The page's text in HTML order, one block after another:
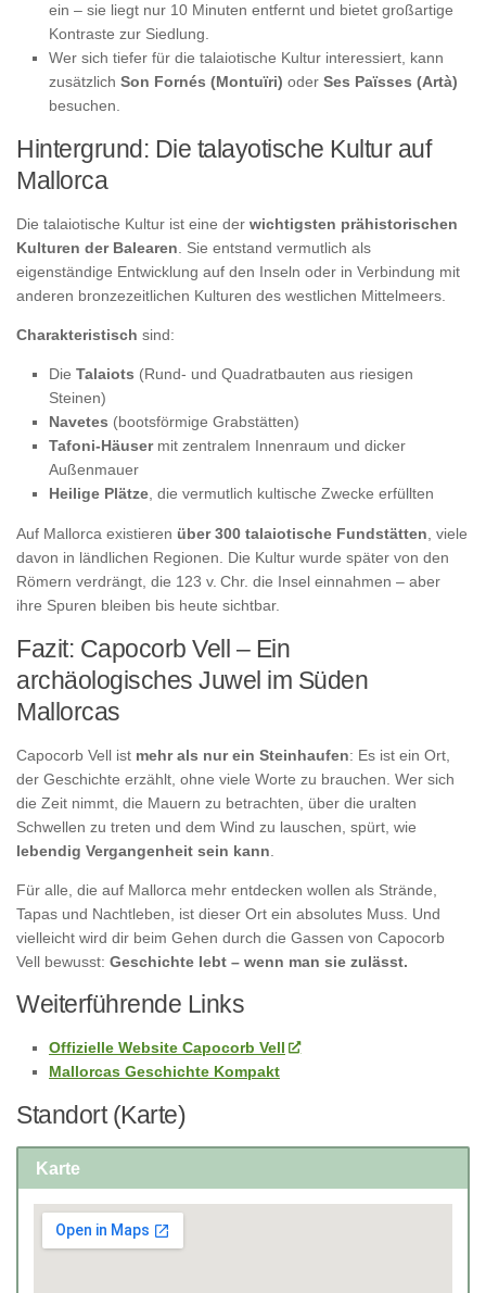
ein – sie liegt nur 10 Minuten entfernt und bietet großartige
Kontraste zur Siedlung.
Wer sich tiefer für die talaiotische Kultur interessiert, kann
zusätzlich Son Fornés (Montuïri) oder Ses Païsses (Artà)
besuchen.
Hintergrund: Die talayotische Kultur auf
Mallorca
Die talaiotische Kultur ist eine der wichtigsten prähistorischen
Kulturen der Balearen. Sie entstand vermutlich als
eigenständige Entwicklung auf den Inseln oder in Verbindung mit
anderen bronzezeitlichen Kulturen des westlichen Mittelmeers.
Charakteristisch sind:
Die Talaiots (Rund- und Quadratbauten aus riesigen
Steinen)
Navetes (bootsförmige Grabstätten)
Tafoni-Häusermit zentralem Innenraum und dicker
Außenmauer
Heilige Plätze, die vermutlich kultische Zwecke erfüllten
Auf Mallorca existieren über 300 talaiotische Fundstätten, viele
davon in ländlichen Regionen. Die Kultur wurde später von den
Römern verdrängt, die 123 v. Chr. die Insel einnahmen – aber
ihre Spuren bleiben bis heute sichtbar.
Fazit: Capocorb Vell – Ein
archäologisches Juwel im Süden
Mallorcas
Capocorb Vell ist mehr als nur ein Steinhaufen: Es ist ein Ort,
der Geschichte erzählt, ohne viele Worte zu brauchen. Wer sich
die Zeit nimmt, die Mauern zu betrachten, über die uralten
Schwellen zu treten und dem Wind zu lauschen, spürt, wie
lebendig Vergangenheit sein kann
Für alle, die auf Mallorca mehr entdecken wollen als Strände,
Tapas und Nachtleben, ist dieser Ort ein absolutes Muss. Und
vielleicht wird dir beim Gehen durch die Gassen von Capocorb
Vell bewusst: Geschichte lebt – wenn man sie zulässt.
Weiterführende Links
Offizielle Website Capocorb Vell
Mallorcas Geschichte Kompakt
Standort (Karte)
Karte